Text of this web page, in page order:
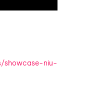
showcase-niu-